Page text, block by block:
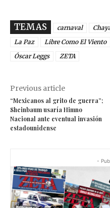
TEMAS carnaval
La Paz
Libre Como El Viento
Óscar Leggs
ZETA
Previous article
“Mexicanos al grito de guerra”;
Sheinbaum usaría Himno
Nacional ante eventual invasión
estadounidense
-